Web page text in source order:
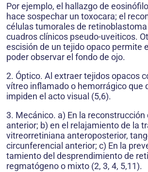
Por ejemplo, el hallazgo de
hace sospechar un toxocara; el
células tumorales de
cuadros clínicos pseudo-uveiticos.
escisión de un tejido opaco permite
poder observar el fondo de ojo.
2. Óptico. Al extraer tejidos opacos
vítreo inflamado o hemorrágico que
impiden el acto visual (5,6).
3. Mecánico. a) En la
anterior; b) en el relajamiento de la
vitreorretiniana anteroposterior,
circunferencial anterior; c) En la
tamiento del desprendimiento de
regmatógeno o mixto (2, 3, 4, 5,11).